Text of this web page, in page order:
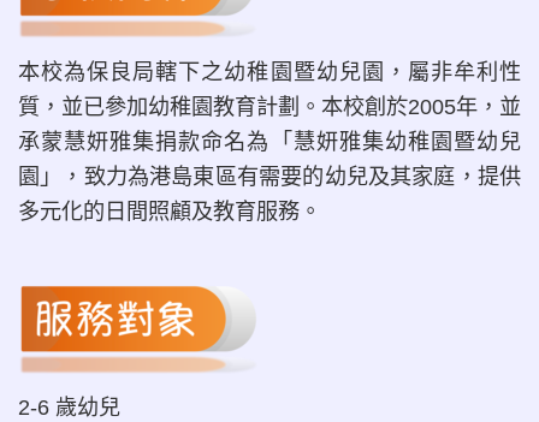
本校為保良局轄下之幼稚園暨幼兒園，屬非牟利性
質，並已參加幼稚園教育計劃。本校創於2005年，並
承蒙慧妍雅集捐款命名為「慧妍雅集幼稚園暨幼兒
園」，致力為港島東區有需要的幼兒及其家庭，提供
多元化的日間照顧及教育服務。
2-6 歲幼兒